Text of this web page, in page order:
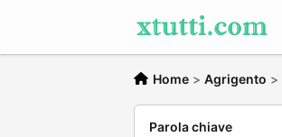
Home > Agrigento >
Parola chiave